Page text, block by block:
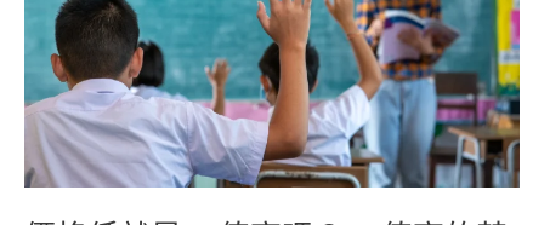
玩！
就
CP
值
高
嗎？